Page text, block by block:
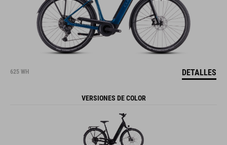
625 WH DETALLES
VERSIONES DE COLOR